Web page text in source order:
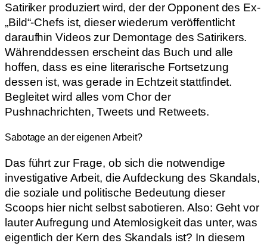
Satiriker produziert wird, der der Opponent des Ex-
„Bild“-Chefs ist, dieser wiederum veröffentlicht
daraufhin Videos zur Demontage des Satirikers.
Währenddessen erscheint das Buch und alle
hoffen, dass es eine literarische Fortsetzung
dessen ist, was gerade in Echtzeit stattfindet.
Begleitet wird alles vom Chor der
Pushnachrichten, Tweets und Retweets.
Sabotage an der eigenen Arbeit?
Das führt zur Frage, ob sich die notwendige
investigative Arbeit, die Aufdeckung des Skandals,
die soziale und politische Bedeutung dieser
Scoops hier nicht selbst sabotieren. Also: Geht vor
lauter Aufregung und Atemlosigkeit das unter, was
eigentlich der Kern des Skandals ist? In diesem